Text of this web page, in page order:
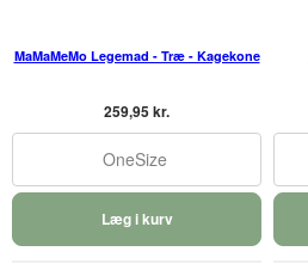
MaMaMeMo Legemad - Træ - Kagekone
259,95 kr.
OneSize
Læg i kurv